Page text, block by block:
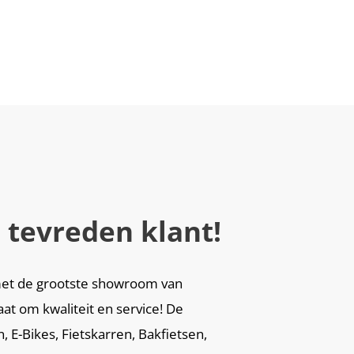
tevreden klant!
de grootste showroom van
om kwaliteit en service! De
E-Bikes, Fietskarren, Bakfietsen,